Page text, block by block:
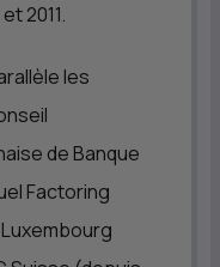
2011.
les
de Banque
Factoring